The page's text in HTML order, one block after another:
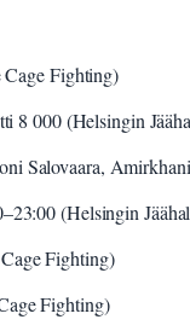
Cage Fighting)
8 000 (Helsingin
Salovaara,
(Helsingin
Fighting)
Fighting)